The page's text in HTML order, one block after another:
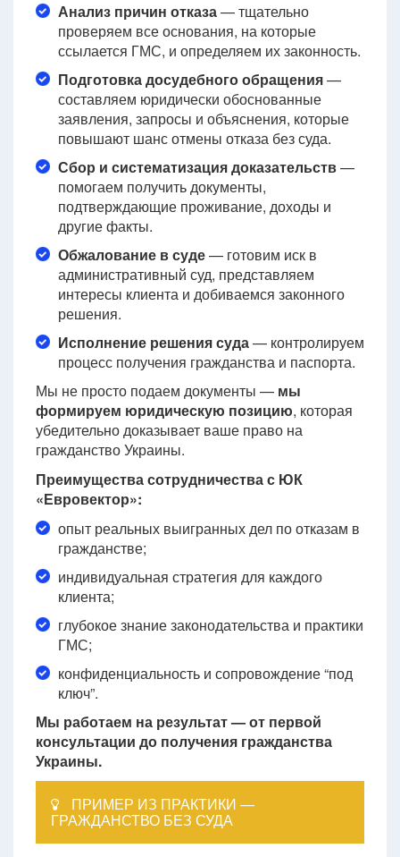
Анализ причин отказа— тщательно
проверяем все основания, на которые
ссылается ГМС, и определяем их законность.
Подготовка досудебного обращения—
составляем юридически обоснованные
заявления, запросы и объяснения, которые
повышают шанс отмены отказа без суда.
Сбор и систематизация доказательств—
помогаем получить документы,
подтверждающие проживание, доходы и
другие факты.
Обжалование в суде— готовим иск в
административный суд, представляем
интересы клиента и добиваемся законного
решения.
Исполнение решения суда— контролируем
процесс получения гражданства и паспорта.
Мы не просто подаем документы — мы
формируем юридическую позицию, которая
убедительно доказывает ваше право на
гражданство Украины.
Преимущества сотрудничества с ЮК
«Евровектор»:
опыт реальных выигранных дел по отказам в
гражданстве;
индивидуальная стратегия для каждого
клиента;
глубокое знание законодательства и практики
ГМС;
конфиденциальность и сопровождение “под
ключ”.
Мы работаем на результат — от первой
консультации до получения гражданства
Украины.
ПРИМЕР ИЗ ПРАКТИКИ —
ГРАЖДАНСТВО БЕЗ СУДА